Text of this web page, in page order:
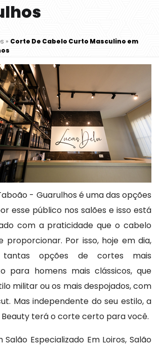
» Corte De Cabelo Curto Masculino em
- Guarulhos é uma das opções
esse público nos salões e isso está
com a praticidade que o cabelo
proporcionar. Por isso, hoje em dia,
tantas opções de cortes mais
para homens mais clássicos, que
militar ou os mais despojados, com
Mas independente do seu estilo, a
Beauty terá o corte certo para você.
Salão Especializado Em Loiros, Salão